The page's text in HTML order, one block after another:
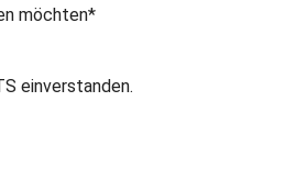
möchten*
einverstanden.